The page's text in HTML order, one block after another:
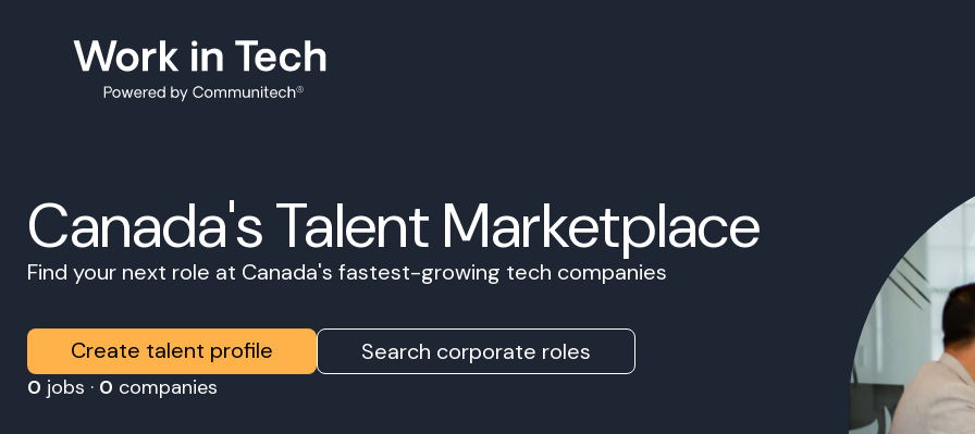
Canada's Talent Marketplace
Find your next role at Canada's fastest-growing tech companies
Create talent profile Search corporate roles
0 jobs · 0 companies